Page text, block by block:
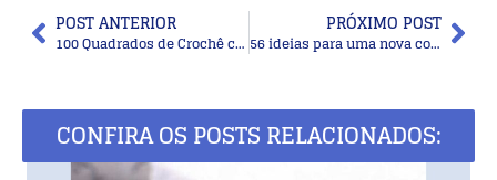
POST ANTERIOR
100 Quadrados de Crochê com Gráfico Parte 9
PRÓXIMO POST
56 ideias para uma nova cor de cabelo cacheado loiro
CONFIRA OS POSTS RELACIONADOS: